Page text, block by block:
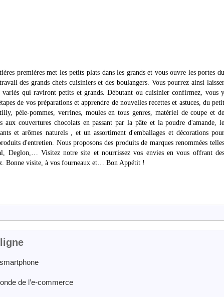
premières met les petits plats dans les grands et vous ouvre les portes du
des grands chefs cuisiniers et des boulangers. Vous pourrez ainsi laisser
qui raviront petits et grands. Débutant ou cuisinier confirmez, vous y
de vos préparations et apprendre de nouvelles recettes et astuces, du petit
pèle-pommes, verrines, moules en tous genres, matériel de coupe et de
couvertures chocolats en passant par la pâte et la poudre d'amande, le
et arômes naturels , et un assortiment d'emballages et décorations pour
d'entretien. Nous proposons des produits de marques renommées telles
Deglon,… Visitez notre site et nourrissez vos envies en vous offrant des
Bonne visite, à vos fourneaux et… Bon Appétit !
de l’e-commerce